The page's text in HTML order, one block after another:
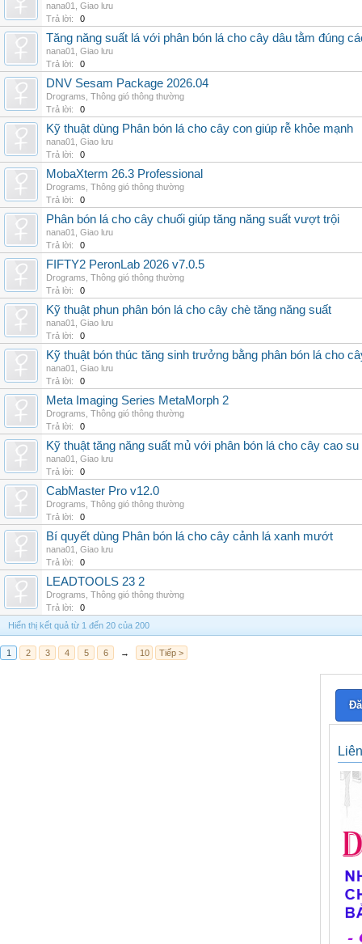
nana01
Giao lưu
Trả lời:
0
Tăng năng suất lá với phân bón lá cho cây dâu tằm đúng
nana01
Giao lưu
Trả lời:
0
DNV Sesam Package 2026.04
Drograms Thông gió thông thường
Trả lời:
0
Kỹ thuật dùng Phân bón lá cho cây con giúp rễ khỏe mạnh
nana01
Giao lưu
Trả lời:
0
MobaXterm 26.3 Professional
Drograms Thông gió thông thường
Trả lời:
0
Phân bón lá cho cây chuối giúp tăng năng suất vượt trội
nana01
Giao lưu
Trả lời:
0
FIFTY2 PeronLab 2026 v7.0.5
Drograms Thông gió thông thường
Trả lời:
0
Kỹ thuật phun phân bón lá cho cây chè tăng năng suất
nana01
Giao lưu
Trả lời:
0
Kỹ thuật bón thúc tăng sinh trưởng bằng phân bón lá cho
nana01
Giao lưu
Trả lời:
0
Meta Imaging Series MetaMorph 2
Drograms Thông gió thông thường
Trả lời:
0
Kỹ thuật tăng năng suất mủ với phân bón lá cho cây cao su
nana01
Giao lưu
Trả lời:
0
CabMaster Pro v12.0
Drograms Thông gió thông thường
Trả lời:
0
Bí quyết dùng Phân bón lá cho cây cảnh lá xanh mướt
nana01
Giao lưu
Trả lời:
0
LEADTOOLS 23 2
Drograms Thông gió thông thường
Trả lời:
0
Hiển thị kết quả từ 1 đến 20 của 200
1 2 3 4 5 6 → 10 Tiếp >